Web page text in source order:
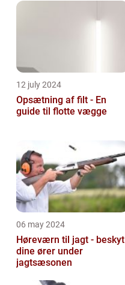
12 july 2024
Opsætning af filt - En
guide til flotte vægge
06 may 2024
Høreværn til jagt - beskyt
dine ører under
jagtsæsonen